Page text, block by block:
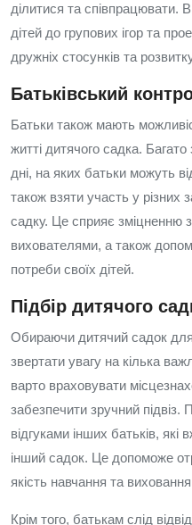
ділитися та співпрацювати.
дітей до групових ігор та
дружніх стосунків та
Батьківський
Батьки також мають
житті дитячого садка. Багато
дні, на яких батьки можуть
також взяти участь у
садку. Це сприяє зміцненню
вихователями, а також
потреби своїх дітей.
Підбір дитячого
Обираючи дитячий садок
звертати увагу на кілька
варто враховувати
забезпечити зручний
відгуками інших батьків, які
інший садок. Це допоможе
якість навчання та
Крім того, батькам слід